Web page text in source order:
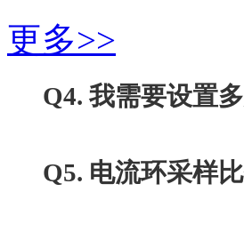
更多>>
Q4. 我需要设置
Q5. 电流环采样